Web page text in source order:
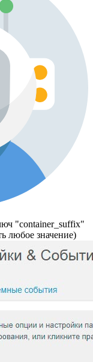
"container_suffix"
любое значение)